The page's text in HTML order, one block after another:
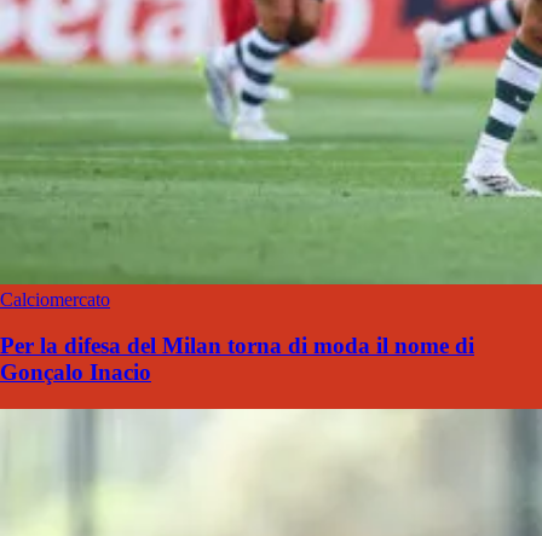
Calciomercato
Per la difesa del Milan torna di moda il nome di
Gonçalo Inacio